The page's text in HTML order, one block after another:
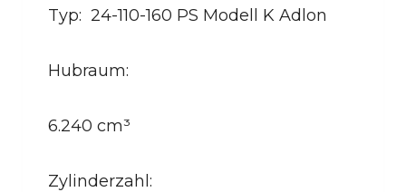
Typ: 24-110-160 PS Modell K Adlon
Hubraum:
6.240 cm³
Zylinderzahl: